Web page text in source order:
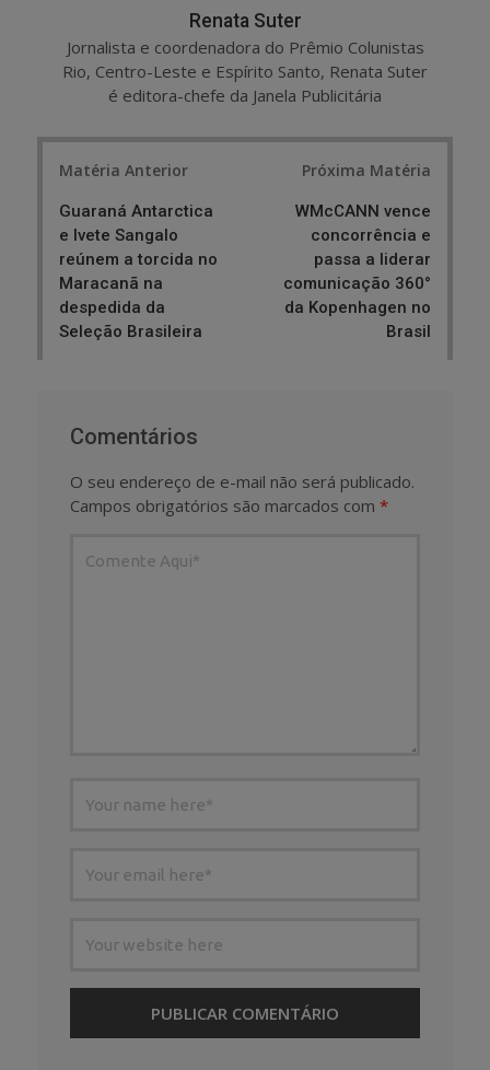
Renata Suter
Jornalista e coordenadora do Prêmio Colunistas
Rio, Centro-Leste e Espírito Santo, Renata Suter
é editora-chefe da Janela Publicitária
Matéria Anterior
Guaraná Antarctica
e Ivete Sangalo
reúnem a torcida no
Maracanã na
despedida da
Seleção Brasileira
Próxima Matéria
WMcCANN vence
concorrência e
passa a liderar
comunicação 360°
da Kopenhagen no
Brasil
Comentários
O seu endereço de e-mail não será publicado.
Campos obrigatórios são marcados com *